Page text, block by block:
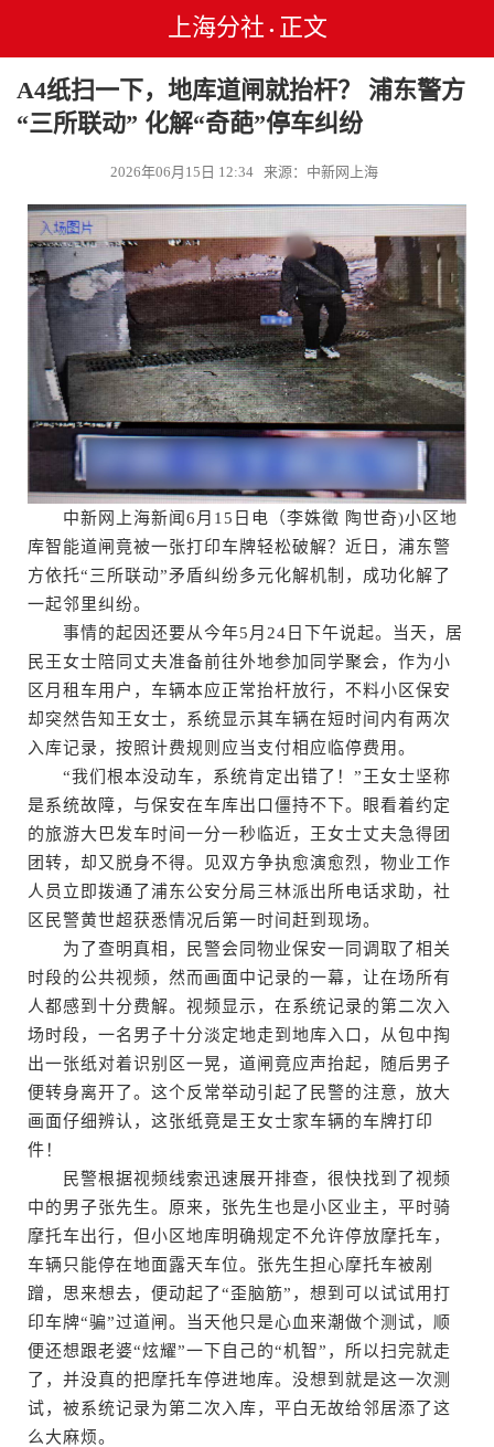
上海分社 • 正文
A4纸扫一下，地库道闸就抬杆？ 浦东警方
“三所联动” 化解“奇葩”停车纠纷
2026年06月15日 12:34 来源：中新网上海
中新网上海新闻6月15日电（李姝徵 陶世奇)小区地
库智能道闸竟被一张打印车牌轻松破解？近日，浦东警
方依托“三所联动”矛盾纠纷多元化解机制，成功化解了
一起邻里纠纷。
事情的起因还要从今年5月24日下午说起。当天，居
民王女士陪同丈夫准备前往外地参加同学聚会，作为小
区月租车用户，车辆本应正常抬杆放行，不料小区保安
却突然告知王女士，系统显示其车辆在短时间内有两次
入库记录，按照计费规则应当支付相应临停费用。
“我们根本没动车，系统肯定出错了！”王女士坚称
是系统故障，与保安在车库出口僵持不下。眼看着约定
的旅游大巴发车时间一分一秒临近，王女士丈夫急得团
团转，却又脱身不得。见双方争执愈演愈烈，物业工作
人员立即拨通了浦东公安分局三林派出所电话求助，社
区民警黄世超获悉情况后第一时间赶到现场。
为了查明真相，民警会同物业保安一同调取了相关
时段的公共视频，然而画面中记录的一幕，让在场所有
人都感到十分费解。视频显示，在系统记录的第二次入
场时段，一名男子十分淡定地走到地库入口，从包中掏
出一张纸对着识别区一晃，道闸竟应声抬起，随后男子
便转身离开了。这个反常举动引起了民警的注意，放大
画面仔细辨认，这张纸竟是王女士家车辆的车牌打印
件！
民警根据视频线索迅速展开排查，很快找到了视频
中的男子张先生。原来，张先生也是小区业主，平时骑
摩托车出行，但小区地库明确规定不允许停放摩托车，
车辆只能停在地面露天车位。张先生担心摩托车被剐
蹭，思来想去，便动起了“歪脑筋”，想到可以试试用打
印车牌“骗”过道闸。当天他只是心血来潮做个测试，顺
便还想跟老婆“炫耀”一下自己的“机智”，所以扫完就走
了，并没真的把摩托车停进地库。没想到就是这一次测
试，被系统记录为第二次入库，平白无故给邻居添了这
么大麻烦。